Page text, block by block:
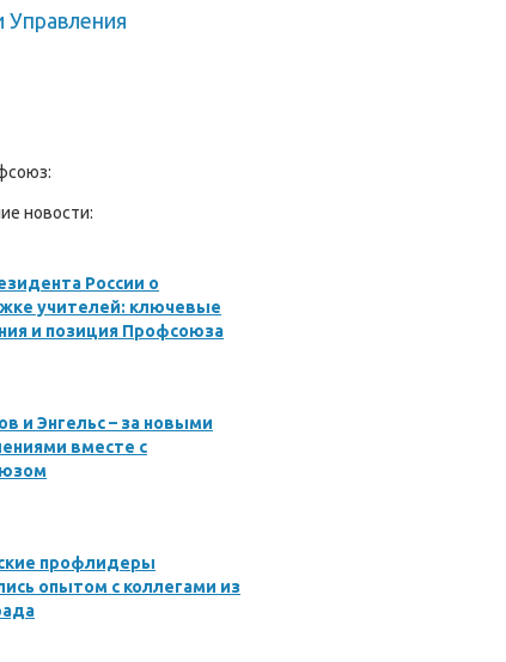
Управления
новости:
России о
учителей: ключевые
и позиция Профсоюза
и Энгельс – за новыми
вместе с
профлидеры
опытом с коллегами из